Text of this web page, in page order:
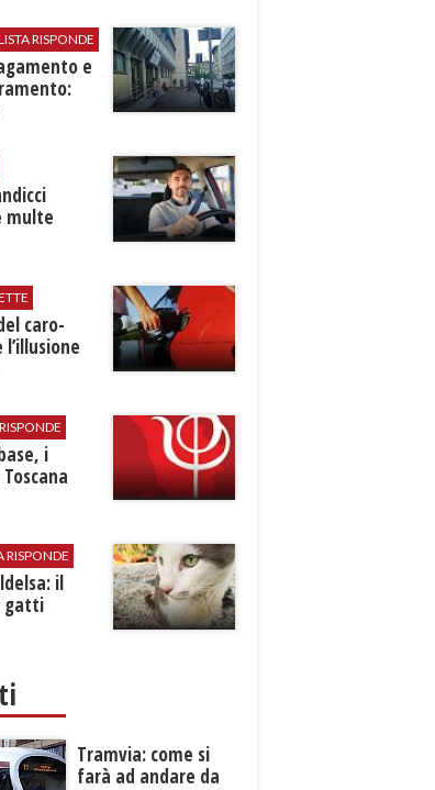
RISPONDE
e
multe
caro-
i
RISPONDE
il
gatti
Tramvia: come si
farà ad andare da